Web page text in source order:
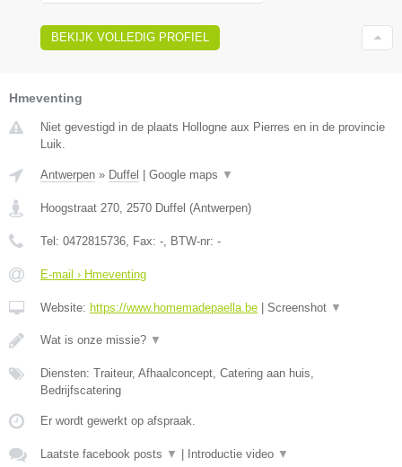
BEKIJK VOLLEDIG PROFIEL
Hmeventing
Niet gevestigd in de plaats Hollogne aux Pierres en in de provincie
Luik.
Antwerpen » Duffel Google maps ▼
Hoogstraat 270, 2570 Duffel (Antwerpen)
Tel: 0472815736, Fax: -, BTW-nr: -
E-mail › Hmeventing
Website: https://www.homemadepaella.be Screenshot ▼
Wat is onze missie? ▼
Diensten: Traiteur, Afhaalconcept, Catering aan huis,
Bedrijfscatering
Er wordt gewerkt op afspraak.
Laatste facebook posts ▼ Introductie video ▼